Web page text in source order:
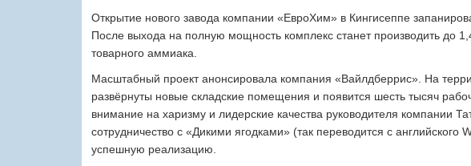
Открытие нового завода компании «ЕвроХим» в Кингисеппе
После выхода на полную мощность комплекс станет производить до
товарного аммиака.
Масштабный проект анонсировала компания «Вайлдберрис». На
развёрнуты новые складские помещения и появится шесть тысяч
внимание на харизму и лидерские качества руководителя компании
сотрудничество с «Дикими ягодками» (так переводится с английского
успешную реализацию.